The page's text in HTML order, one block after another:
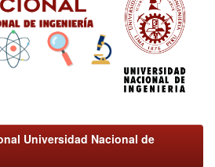
Universidad Nacional de